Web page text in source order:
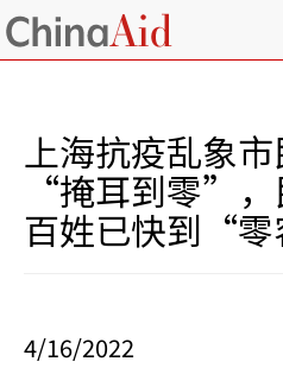
上海抗疫乱象
“掩耳到零”
百姓已快到“
4/16/2022